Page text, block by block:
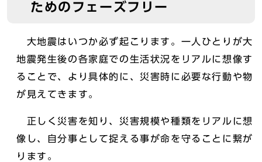
ためのフェーズフリー
大地震はいつか必ず起こります。一人ひとりが大
地震発生後の各家庭での生活状況をリアルに想像す
ることで、より具体的に、災害時に必要な行動や物
が見えてきます。
正しく災害を知り、災害規模や種類をリアルに想
像し、自分事として捉える事が命を守ることに繋が
ります。